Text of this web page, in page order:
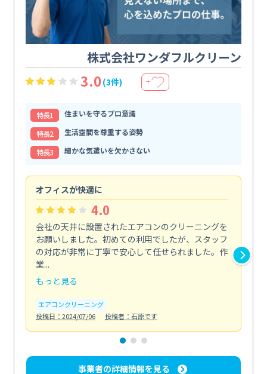
株式会社ワンダフルクリーン
3.0(3件) ＋
特⻑1
住まいを守るプロ意識
特⻑2
生活空間を尊重する姿勢
特⻑3
細かな気遣いを欠かさない
オフィスが快適に
4.0
会社の天井に設置されたエアコンのクリーニングを
お願いしました。初めての利用でしたが、スタッフ
の対応が非常に丁寧で安心して任せられました。作
業...
もっと見る
エアコンクリーニング
投稿日：2024/07/06
投稿者：石原です
事業者の詳細情報を見る